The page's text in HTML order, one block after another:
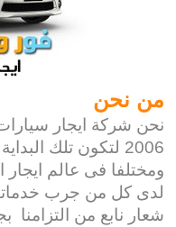
من نحن
نحن شركة ايجار
2006 لتكون تلك
ومختلفا فى عالم
لدى كل من جرب خدماتنا
شعار نابع من التزامنا